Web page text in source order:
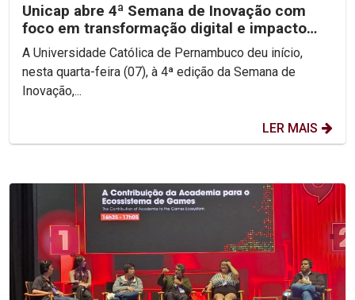
Unicap abre 4ª Semana de Inovação com
foco em transformação digital e impacto
social
A Universidade Católica de Pernambuco deu início,
nesta quarta-feira (07), à 4ª edição da Semana de
Inovação,...
LER MAIS